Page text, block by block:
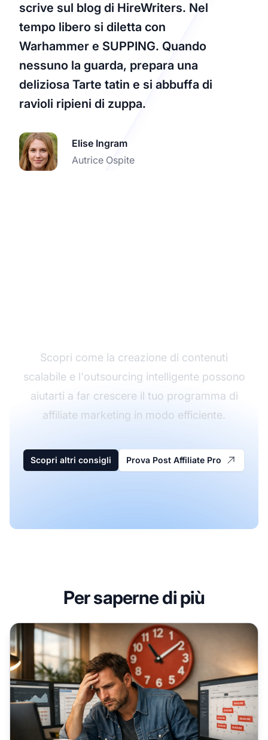
scrive sul blog di HireWriters. Nel
tempo libero si diletta con
Warhammer e SUPPING. Quando
nessuno la guarda, prepara una
deliziosa Tarte tatin e si abbuffa di
ravioli ripieni di zuppa.
Elise Ingram
Autrice Ospite
Scopri come la creazione di contenuti
scalabile e l'outsourcing intelligente possono
aiutarti a far crescere il tuo programma di
affiliate marketing in modo efficiente.
Scopri altri consigli Prova Post Affiliate Pro
Per saperne di più
Perché Esternalizzare la Creazione di Contenuti per